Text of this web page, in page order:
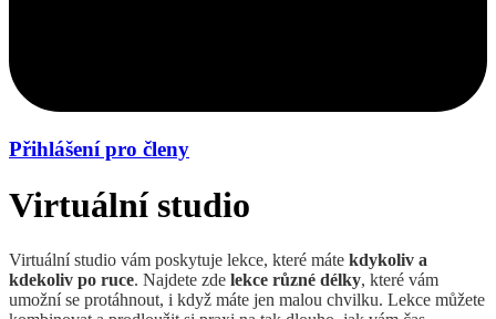
Přihlášení pro členy
Virtuální studio
Virtuální studio vám poskytuje lekce, které máte kdykoliv a
kdekoliv po ruce. Najdete zde lekce různé délky, které vám
umožní se protáhnout, i když máte jen malou chvilku. Lekce můžete